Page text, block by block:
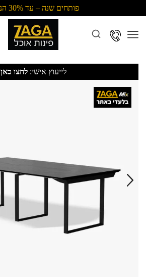
פותחים שנה – עד 30% הנחה!
Menu
לייעוץ אישי:לחצו כאן